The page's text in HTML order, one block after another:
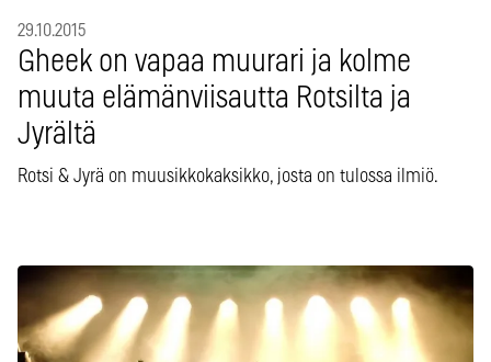
29.10.2015
Gheek on vapaa muurari ja kolme
muuta elämänviisautta Rotsilta ja
Jyrältä
Rotsi & Jyrä on muusikkokaksikko, josta on tulossa ilmiö.